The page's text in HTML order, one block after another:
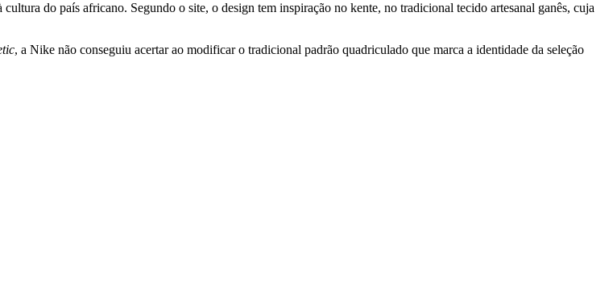
do país africano. Segundo o site, o design tem inspiração no kente, no tradicional tecido artesanal ganês, cuja
, a Nike não conseguiu acertar ao modificar o tradicional padrão quadriculado que marca a identidade da seleção